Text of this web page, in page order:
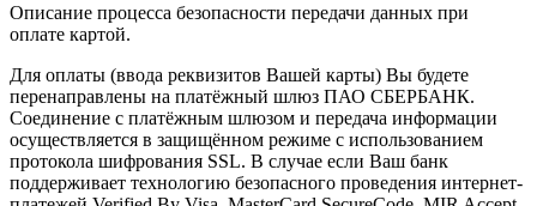
Описание процесса безопасности передачи данных при
оплате картой.
Для оплаты (ввода реквизитов Вашей карты) Вы будете
перенаправлены на платёжный шлюз ПАО СБЕРБАНК.
Соединение с платёжным шлюзом и передача информации
осуществляется в защищённом режиме с использованием
протокола шифрования SSL. В случае если Ваш банк
поддерживает технологию безопасного проведения интернет-